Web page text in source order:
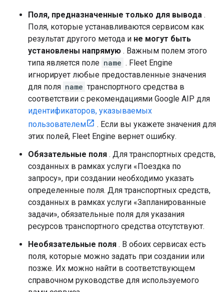
Поля, предназначенные только для вывода .
Поля, которые устанавливаются сервисом как
результат другого метода и не могут быть
установлены напрямую . Важным полем этого
типа является поле name . Fleet Engine
игнорирует любые предоставленные значения
для поля name транспортного средства в
соответствии с рекомендациями Google AIP для
идентификаторов, указываемых
пользователем
. Если вы укажете значения для
этих полей, Fleet Engine вернет ошибку.
Обязательные поля . Для транспортных средств,
созданных в рамках услуги «Поездка по
запросу», при создании необходимо указать
определенные поля. Для транспортных средств,
созданных в рамках услуги «Запланированные
задачи», обязательные поля для указания
ресурсов транспортного средства отсутствуют.
Необязательные поля . В обоих сервисах есть
поля, которые можно задать при создании или
позже. Их можно найти в соответствующем
справочном руководстве для используемого